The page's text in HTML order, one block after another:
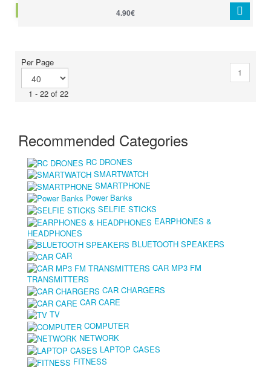
CAR WHEEL VALVE CAPS4.90€
Per Page
1 - 22 of 22
1
Recommended Categories
RC DRONES
SMARTWATCH
SMARTPHONE
Power Banks
SELFIE STICKS
EARPHONES &
HEADPHONES
BLUETOOTH SPEAKERS
CAR
CAR MP3 FM
TRANSMITTERS
CAR CHARGERS
CAR CARE
TV
COMPUTER
NETWORK
LAPTOP CASES
FITNESS